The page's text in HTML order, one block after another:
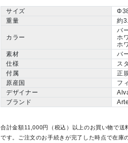
サイズ
重量
約
カラー
バ
ホ
ホ
素材
バ
仕様
ス
付属
正
原産国
フ
デザイナー
ブランド
合計金額11,000円（税込）以上のお買い物で送
です。ご注文のお手続きが完了した時点で在庫